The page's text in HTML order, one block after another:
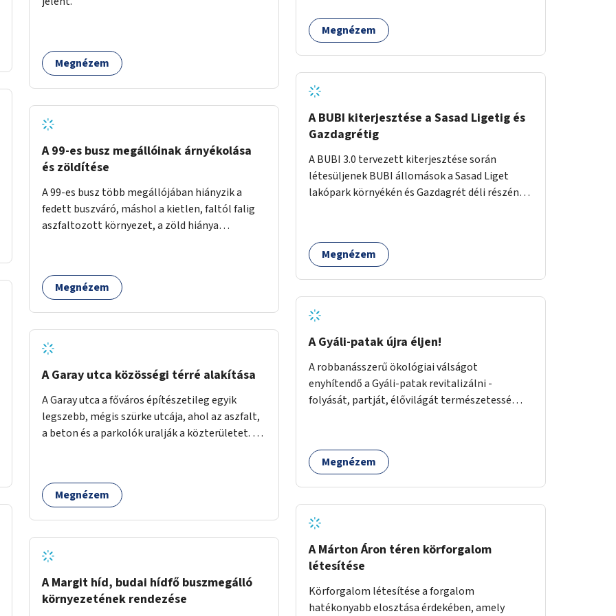
időszakokban zsúfolt 5-ös autóbusz
Megnézem
A 99-es busz megállóinak árnyékolása
és zöldítése
A 99-es busz több megállójában hiányzik a
fedett buszváró, máshol a kietlen, faltól falig
aszfaltozott környezet, a zöld hiánya
zöldítéssel is össze lehetne kötni: ahol
megoldható, ott az utasváróra vagy akár
megállókat.
Megnézem
A Garay utca közösségi térré alakítása
A Garay utca a főváros építészetileg egyik
legszebb, mégis szürke utcája, ahol az aszfalt,
a beton és a parkolók uralják a közterületet. Az
közösségbarát terület létrehozásának. A
szakaszon a parkolás átszervezésével
sakkasztal és egy lábbal tekerhető
mobiltöltőpont tennék kellemesebbé (és
hűvösebbé) a környéken lakók és az arra járók
mindennapjait.
Megnézem
A Margit híd, budai hídfő buszmegálló
környezetének rendezése
alkalmas lenne egy nagy biodiverzitású hosszú
kert kialakítására, több szintű növényzettel,
Megnézem
A BUBI kiterjesztése a Sasad Ligetig és
Gazdagrétig
A BUBI 3.0 tervezett kiterjesztése során
létesüljenek BUBI állomások a Sasad Liget
lakópark környékén és Gazdagrét déli részén
Megnézem
A Gyáli-patak újra éljen!
A robbanásszerű ökológiai válságot
enyhítendő a Gyáli-patak revitalizálni -
folyását, partját, élővilágát természetessé
terhelt módon. Élő kapcsolatot létrehozni
Soroksár és a patak között, illetve a
vezetésével.
Megnézem
A Márton Áron téren körforgalom
létesítése
Körforgalom létesítése a forgalom
hatékonyabb elosztása érdekében, amely